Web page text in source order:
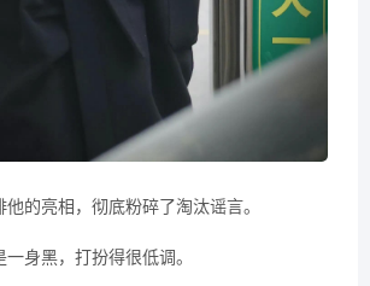
的亮相，彻底粉碎了淘汰谣言。
身黑，打扮得很低调。